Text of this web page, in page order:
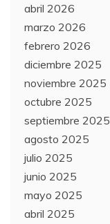
abril 2026
marzo 2026
febrero 2026
diciembre 2025
noviembre 2025
octubre 2025
septiembre 2025
agosto 2025
julio 2025
junio 2025
mayo 2025
abril 2025